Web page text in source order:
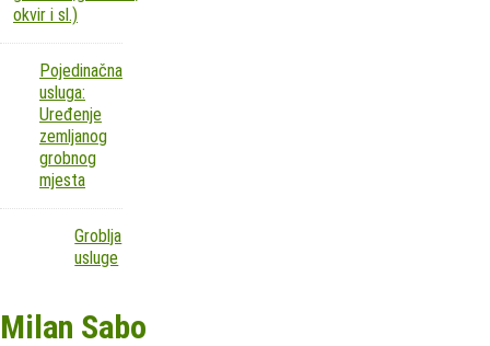
okvir i sl.)
Pojedinačna
usluga:
Uređenje
zemljanog
grobnog
mjesta
Groblja
usluge
Milan Sabo